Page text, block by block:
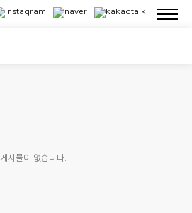
게시물이 없습니다.